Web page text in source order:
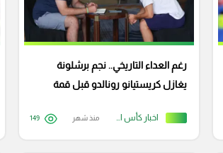
اخبار كأس العالم
رغم العداء التاريخي.. نجم برشلونة
يغازل كريستيانو رونالدو قبل قمة
منذ شهر 149